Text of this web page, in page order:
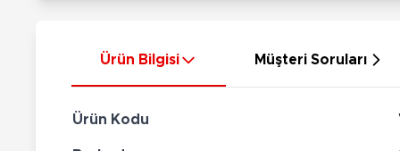
Ürün Bilgisi Müşteri Soruları
Ürün Kodu